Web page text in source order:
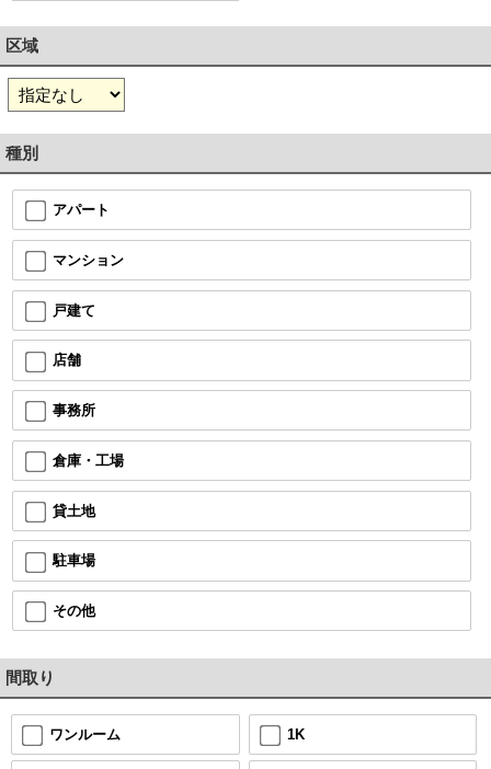
区域
種別
アパート
マンション
戸建て
店舗
事務所
倉庫・工場
貸土地
駐車場
その他
間取り
ワンルーム 1K